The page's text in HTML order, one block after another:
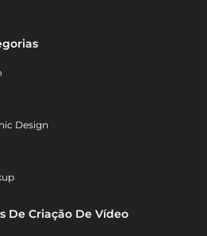
Design
De Criação De Vídeo